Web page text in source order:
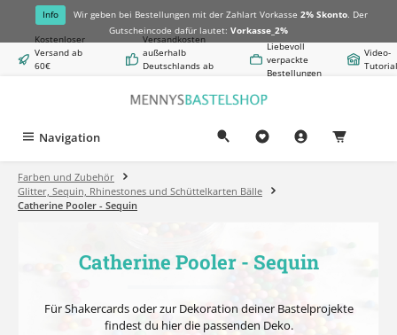
springen
Info Wir geben bei Bestellungen mit der Zahlart Vorkasse 2% Skonto. Der
Gutscheincode dafür lautet: Vorkasse_2%
Kostenloser
Versand ab
60€
Versandkosten
außerhalb
Deutschlands ab
Liebevoll
verpackte
Bestellungen
Video-
Navigation
Farben und Zubehör
Glitter, Sequin, Rhinestones und Schüttelkarten Bälle
Catherine Pooler - Sequin
Catherine Pooler - Sequin
Für Shakercards oder zur Dekoration deiner Bastelprojekte
findest du hier die passenden Deko.